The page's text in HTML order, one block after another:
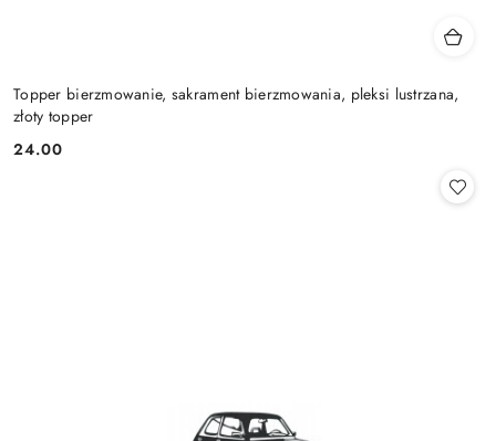
Topper bierzmowanie, sakrament bierzmowania, pleksi lustrzana,
złoty topper
Cena:
24.00